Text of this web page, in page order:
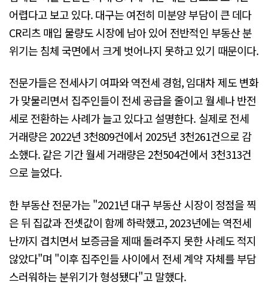
어렵다고 보고 있다. 대구는 여전히 미분양 부담이 큰 데다
CR리츠 매입 물량도 시장에 남아 있어 전반적인 부동산 분
위기는 침체 국면에서 크게 벗어나지 못하고 있기 때문이다.
전문가들은 전세사기 여파와 역전세 경험, 임대차 제도 변화
가 맞물리면서 집주인들이 전세 공급을 줄이고 월세나 반전
세로 전환하는 사례가 늘고 있다고 설명한다. 실제로 전세
거래량은 2022년 3천809건에서 2025년 3천261건으로 감
소했다. 같은 기간 월세 거래량은 2천504건에서 3천313건
으로 늘었다.
한 부동산 전문가는 "2021년 대구 부동산 시장이 정점을 찍
은 뒤 집값과 전셋값이 함께 하락했고, 2023년에는 역전세
난까지 겹치면서 보증금을 제때 돌려주지 못한 사례도 적지
않았다"며 "이후 집주인들 사이에서 전세 계약 자체를 부담
스러워하는 분위기가 형성됐다"고 말했다.